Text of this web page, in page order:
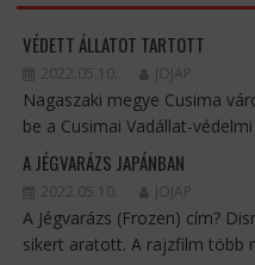
VÉDETT ÁLLATOT TARTOTT
2022.05.10. JOJAP
Nagaszaki megye Cusima
be a Cusimai Vadállat-
A JÉGVARÁZS JAPÁNBAN
2022.05.10. JOJAP
A Jégvarázs (Frozen) cím?
sikert aratott. A rajzfilm több